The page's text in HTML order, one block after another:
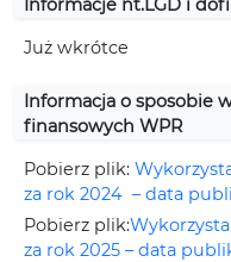
Informacje nt.LGD i
Już wkrótce
Informacja o sposobie
finansowych WPR
Pobierz plik:
za rok 2024 – data
Pobierz plik:
za rok 2025 – data